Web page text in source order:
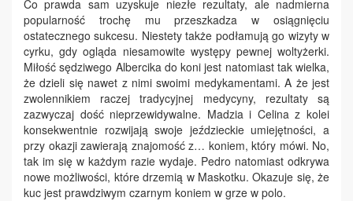
Co prawda sam uzyskuje niezłe rezultaty, ale nadmierna
popularność trochę mu przeszkadza w osiągnięciu
ostatecznego sukcesu. Niestety także podłamują go wizyty w
cyrku, gdy ogląda niesamowite występy pewnej woltyżerki.
Miłość sędziwego Albercika do koni jest natomiast tak wielka,
że dzieli się nawet z nimi swoimi medykamentami. A że jest
zwolennikiem raczej tradycyjnej medycyny, rezultaty są
zazwyczaj dość nieprzewidywalne. Madzia i Celina z kolei
konsekwentnie rozwijają swoje jeździeckie umiejętności, a
przy okazji zawierają znajomość z… koniem, który mówi. No,
tak im się w każdym razie wydaje. Pedro natomiast odkrywa
nowe możliwości, które drzemią w Maskotku. Okazuje się, że
kuc jest prawdziwym czarnym koniem w grze w polo.